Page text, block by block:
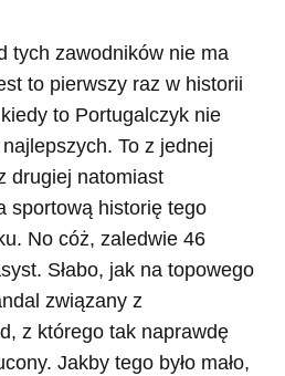
tych zawodników nie ma
to pierwszy raz w historii
to Portugalczyk nie
najlepszych. To z jednej
drugiej natomiast
sportową historię tego
No cóż, zaledwie 46
Słabo, jak na topowego
związany z
z którego tak naprawdę
Jakby tego było mało,